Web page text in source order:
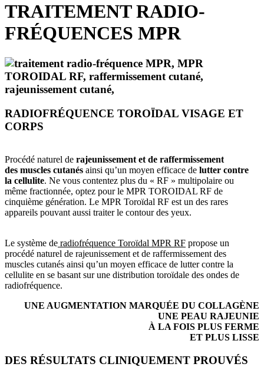
TRAITEMENT RADIO-
FRÉQUENCES MPR
RADIOFRÉQUENCE TOROÏDAL VISAGE ET
CORPS
Procédé naturel de rajeunissement et de raffermissement
des muscles cutanés ainsi qu’un moyen efficace de lutter contre
la cellulite. Ne vous contentez plus du « RF » multipolaire ou
même fractionnée, optez pour le MPR TOROIDAL RF de
cinquième génération. Le MPR Toroïdal RF est un des rares
appareils pouvant aussi traiter le contour des yeux.
Le système de radiofréquence Toroïdal MPR RF propose un
procédé naturel de rajeunissement et de raffermissement des
muscles cutanés ainsi qu’un moyen efficace de lutter contre la
cellulite en se basant sur une distribution toroïdale des ondes de
radiofréquence.
UNE AUGMENTATION MARQUÉE DU COLLAGÈNE
UNE PEAU RAJEUNIE
À LA FOIS PLUS FERME
ET PLUS LISSE
DES RÉSULTATS CLINIQUEMENT PROUVÉS